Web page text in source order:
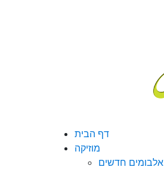
דף הבית
מוזיקה
אלבומים חדשים